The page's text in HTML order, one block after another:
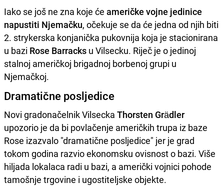
Iako se još ne zna koje će američke vojne jedinice
napustiti Njemačku, očekuje se da će jedna od njih biti
2. strykerska konjanička pukovnija koja je stacionirana
u bazi Rose Barracks u Vilsecku. Riječ je o jedinoj
stalnoj američkoj brigadnoj borbenoj grupi u
Njemačkoj.
Dramatične posljedice
Novi gradonačelnik Vilsecka Thorsten Grädler
upozorio je da bi povlačenje američkih trupa iz baze
Rose izazvalo "dramatične posljedice" jer je grad
tokom godina razvio ekonomsku ovisnost o bazi. Više
hiljada lokalaca radi u bazi, a američki vojnici pohode
tamošnje trgovine i ugostiteljske objekte.